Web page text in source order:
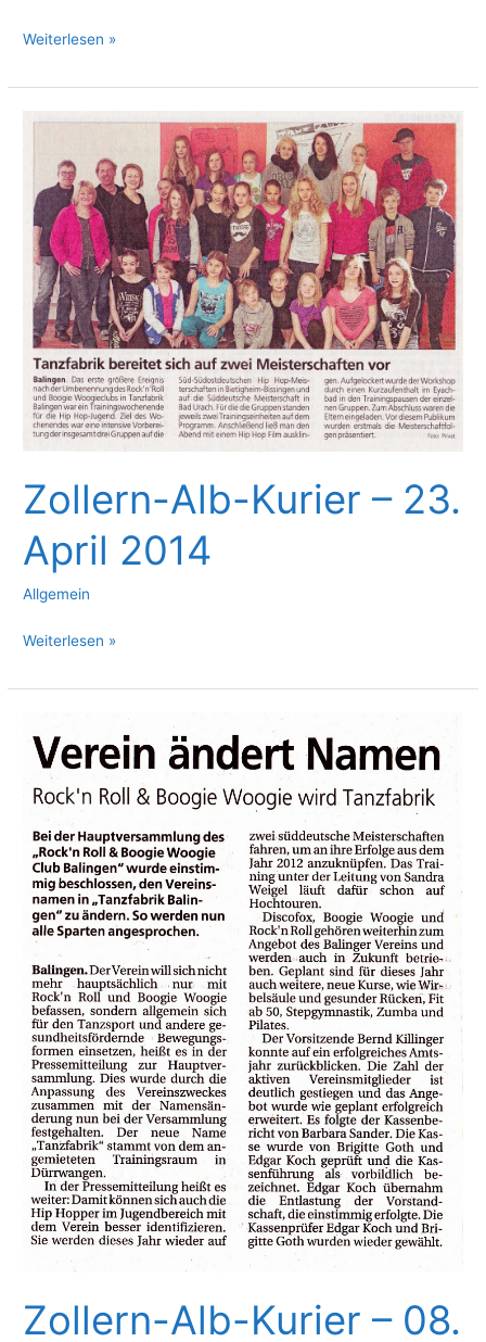
„The
in
Reutlingen
April
2014
Weiterlesen »
Zollern-Alb-Kurier – 23.
April 2014
Allgemein
Zollern-
Kurier
23.
April
2014
Weiterlesen »
Zollern-Alb-Kurier – 08.